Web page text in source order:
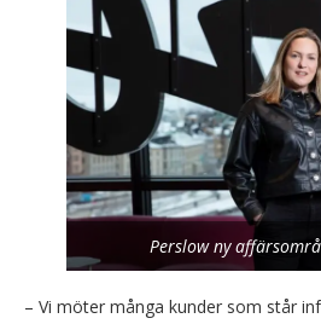
Perslow ny
– Vi möter många kunder som står